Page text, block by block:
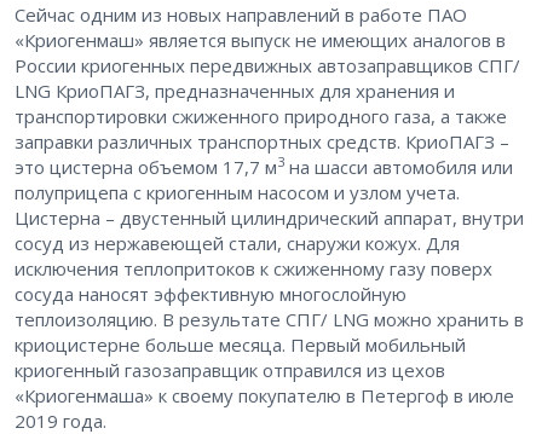
Сейчас одним из новых направлений в работе ПАО
«Криогенмаш» является выпуск не имеющих аналогов в
России криогенных передвижных автозаправщиков СПГ/
LNG КриоПАГЗ, предназначенных для хранения и
транспортировки сжиженного природного газа, а также
заправки различных транспортных средств. КриоПАГЗ –
это цистерна объемом 17,7 м3 на шасси автомобиля или
полуприцепа с криогенным насосом и узлом учета.
Цистерна – двустенный цилиндрический аппарат, внутри
сосуд из нержавеющей стали, снаружи кожух. Для
исключения теплопритоков к сжиженному газу поверх
сосуда наносят эффективную многослойную
теплоизоляцию. В результате СПГ/ LNG можно хранить в
криоцистерне больше месяца. Первый мобильный
криогенный газозаправщик отправился из цехов
«Криогенмаша» к своему покупателю в Петергоф в июле
2019 года.